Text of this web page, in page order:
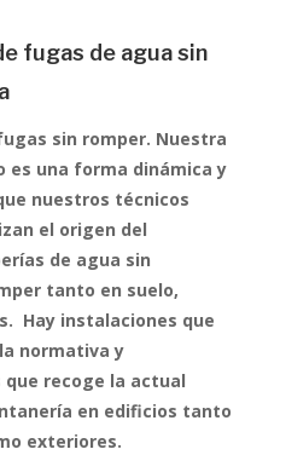
fugas de agua sin
sin romper. Nuestra
es una forma dinámica y
nuestros técnicos
el origen del
de agua sin
tanto en suelo,
Hay instalaciones que
normativa y
recoge la actual
en edificios tanto
exteriores.